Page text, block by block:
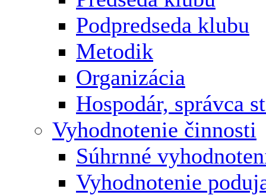
Podpredseda klubu
Metodik
Organizácia
Hospodár, správca
Vyhodnotenie činnosti
Súhrnné
Vyhodnotenie